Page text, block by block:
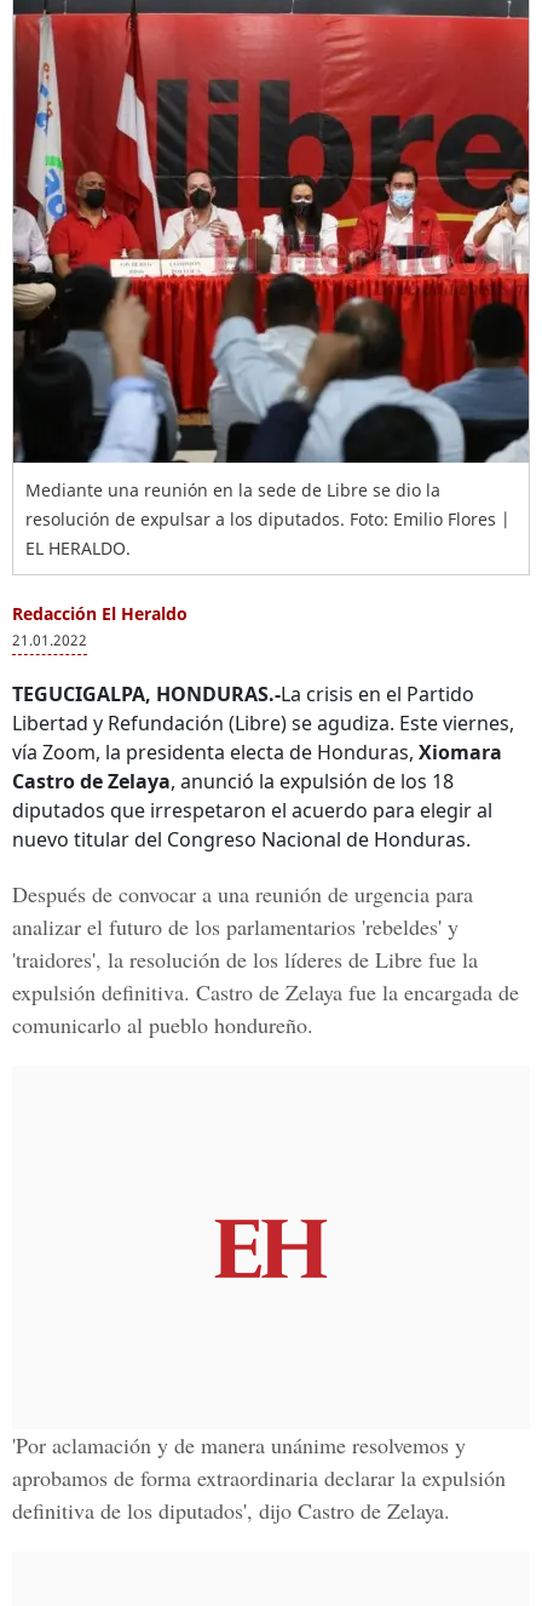
Mediante una reunión en la sede de Libre se dio la
resolución de expulsar a los diputados. Foto: Emilio Flores |
EL HERALDO.
Redacción El Heraldo
21.01.2022
TEGUCIGALPA, HONDURAS.-La crisis en el Partido
Libertad y Refundación (Libre) se agudiza. Este viernes,
vía Zoom, la presidenta electa de Honduras, Xiomara
Castro de Zelaya, anunció la expulsión de los 18
diputados que irrespetaron el acuerdo para elegir al
nuevo titular del Congreso Nacional de Honduras.
Después de convocar a una reunión de urgencia para
analizar el futuro de los parlamentarios 'rebeldes' y
'traidores', la resolución de los líderes de Libre fue la
expulsión definitiva. Castro de Zelaya fue la encargada de
comunicarlo al pueblo hondureño.
'Por aclamación y de manera unánime resolvemos y
aprobamos de forma extraordinaria declarar la expulsión
definitiva de los diputados', dijo Castro de Zelaya.